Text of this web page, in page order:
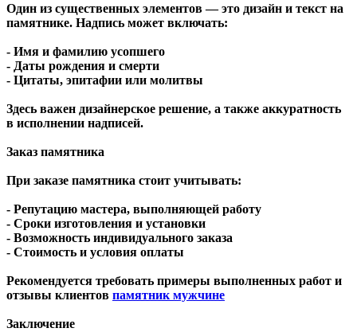
Один из существенных элементов — это дизайн и текст на
памятнике. Надпись может включать:
- Имя и фамилию усопшего
- Даты рождения и смерти
- Цитаты, эпитафии или молитвы
Здесь важен дизайнерское решение, а также аккуратность
в исполнении надписей.
Заказ памятника
При заказе памятника стоит учитывать:
- Репутацию мастера, выполняющей работу
- Сроки изготовления и установки
- Возможность индивидуального заказа
- Стоимость и условия оплаты
Рекомендуется требовать примеры выполненных работ и
отзывы клиентов памятник мужчине
Заключение